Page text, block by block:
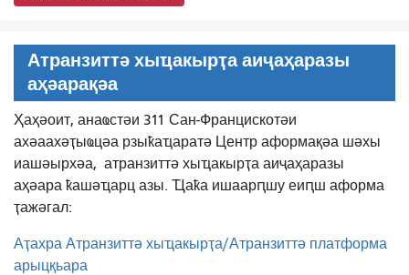
Атранзиттә хыҵакырҭа аиҷаҳаразы
аҳәарақәа
Ҳаҳәоит, анаҩстәи 311 Сан-Францискотәи
ахәаахәҭыҩцәа рзыҟаҵаратә Центр аформақәа шәхы
иашәырхәа, атранзиттә хыҵакырҭа аиҷаҳаразы
аҳәара ҟашәҵарц азы. Ҵаҟа ишаарԥшу еиԥш аформа
ҭажәгал:
Аҭахра Атранзиттә хыҵакырҭа/Атранзиттә платформа
арыцқьара